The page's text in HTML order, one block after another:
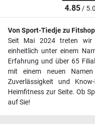
4.85/
Von Sport-Tiedje zu Fitshop
Seit Mai 2024 treten
einheitlich unter einem
Erfahrung und über 65
mit einem neuen
Zuverlässigkeit und
Heimfitness zur Seite. Ob
auf Sie!